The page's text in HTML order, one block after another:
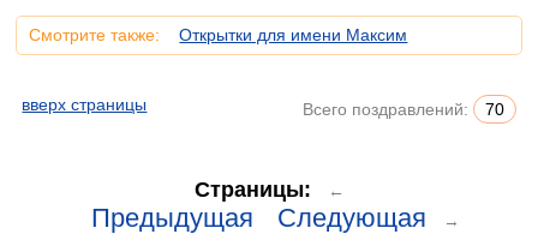
Смотрите также: Открытки для имени Максим
вверх страницы Всего поздравлений: 70
Страницы: ←
Предыдущая Следующая →